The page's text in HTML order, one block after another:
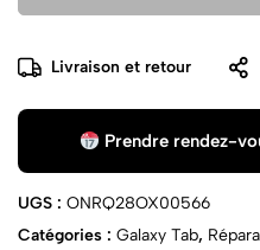
Livraison et retour
Prendre rendez-
UGS : ONRQ28OX00566
Catégories : Galaxy Tab,